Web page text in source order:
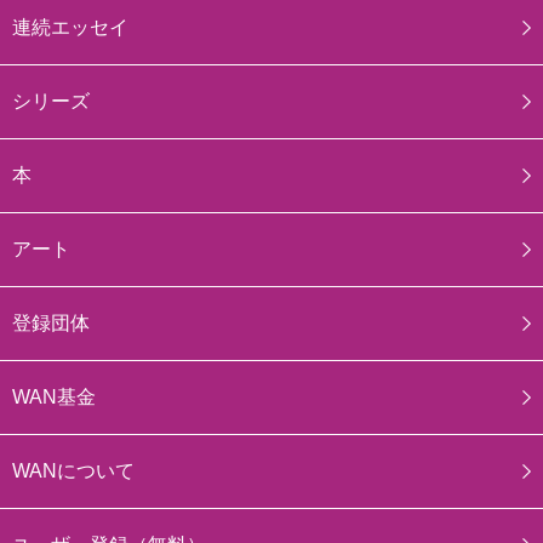
連続エッセイ
シリーズ
本
アート
登録団体
WAN基金
WANについて